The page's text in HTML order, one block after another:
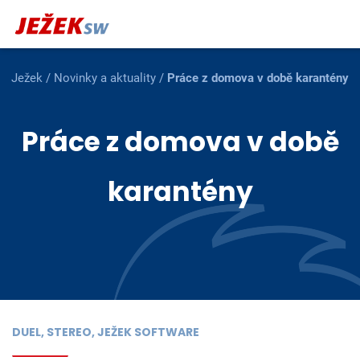
Ježek / Novinky a aktuality / Práce z domova v době karantény
Práce z domova v době
karantény
DUEL, STEREO, JEŽEK SOFTWARE